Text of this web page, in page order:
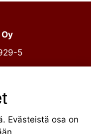
5
700
Evästeistä osa on